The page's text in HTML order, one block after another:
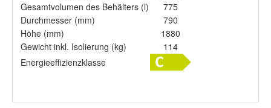
Gesamtvolumen des Behälters (l)
775
Durchmesser (mm)
790
Höhe (mm)
1880
Gewicht inkl. Isolierung (kg)
114
Energieeffizienzklasse